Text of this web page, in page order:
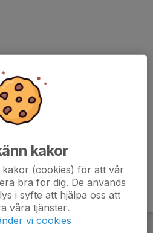
kakor
kakor (cookies) för att vår
bra för dig. De används
i syfte att hjälpa oss att
våra tjänster.
vi cookies